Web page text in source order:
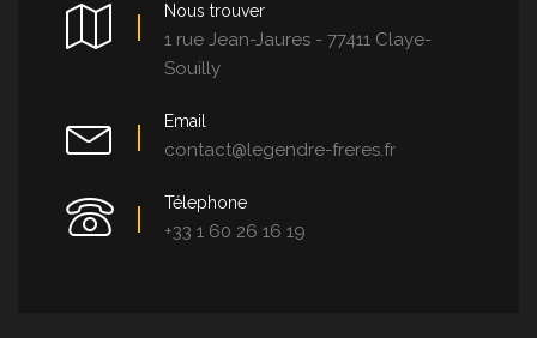
Nous trouver
1 rue Jean-Jaures - 77411 Claye-
Souilly
Email
contact@legendre-freres.fr
Télephone
+33 1 60 26 16 19